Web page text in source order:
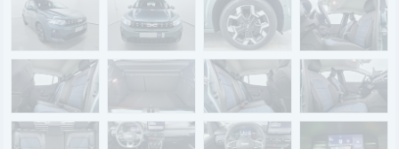
AutoAbo
Gewerbekunden
Probefahrt
Mietwagen